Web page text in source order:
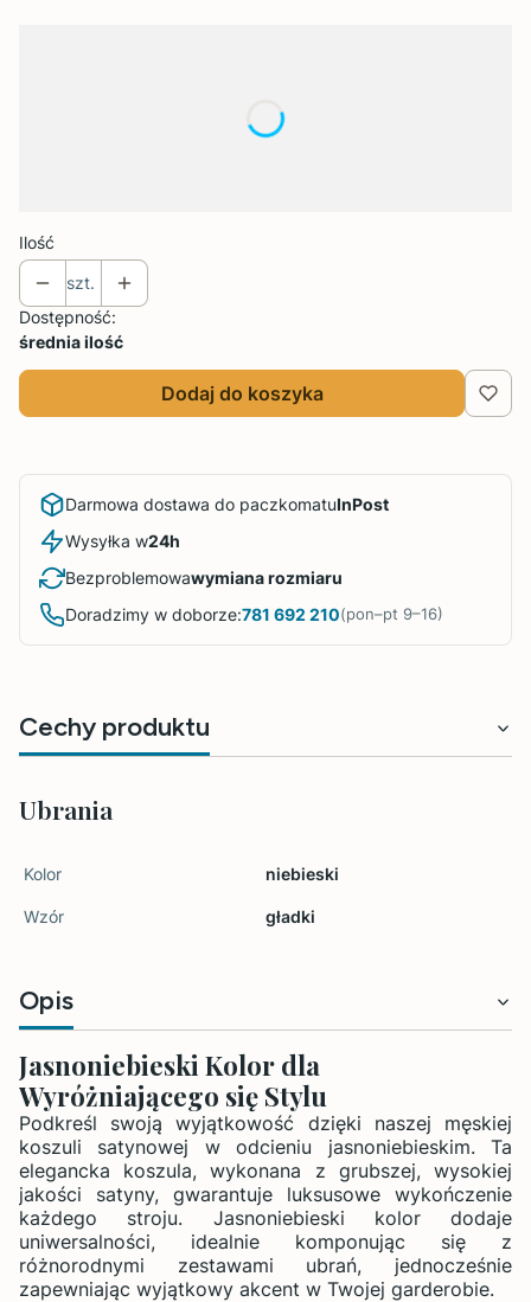
Ilość
szt.
Dostępność:
średnia ilość
Dodaj do koszyka
Darmowa dostawa do paczkomatuInPost
Wysyłka w24h
Bezproblemowawymiana rozmiaru
Doradzimy w doborze:781 692 210(pon–pt 9–16)
Cechy produktu
Ubrania
Kolor niebieski
Wzór gładki
Opis
Jasnoniebieski Kolor dla
Wyróżniającego się Stylu
Podkreśl swoją wyjątkowość dzięki naszej męskiej
koszuli satynowej w odcieniu jasnoniebieskim. Ta
elegancka koszula, wykonana z grubszej, wysokiej
jakości satyny, gwarantuje luksusowe wykończenie
każdego stroju. Jasnoniebieski kolor dodaje
uniwersalności, idealnie komponując się z
różnorodnymi zestawami ubrań, jednocześnie
zapewniając wyjątkowy akcent w Twojej garderobie.